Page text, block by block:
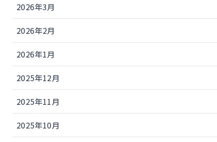
2026年3月
2026年2月
2026年1月
2025年12月
2025年11月
2025年10月